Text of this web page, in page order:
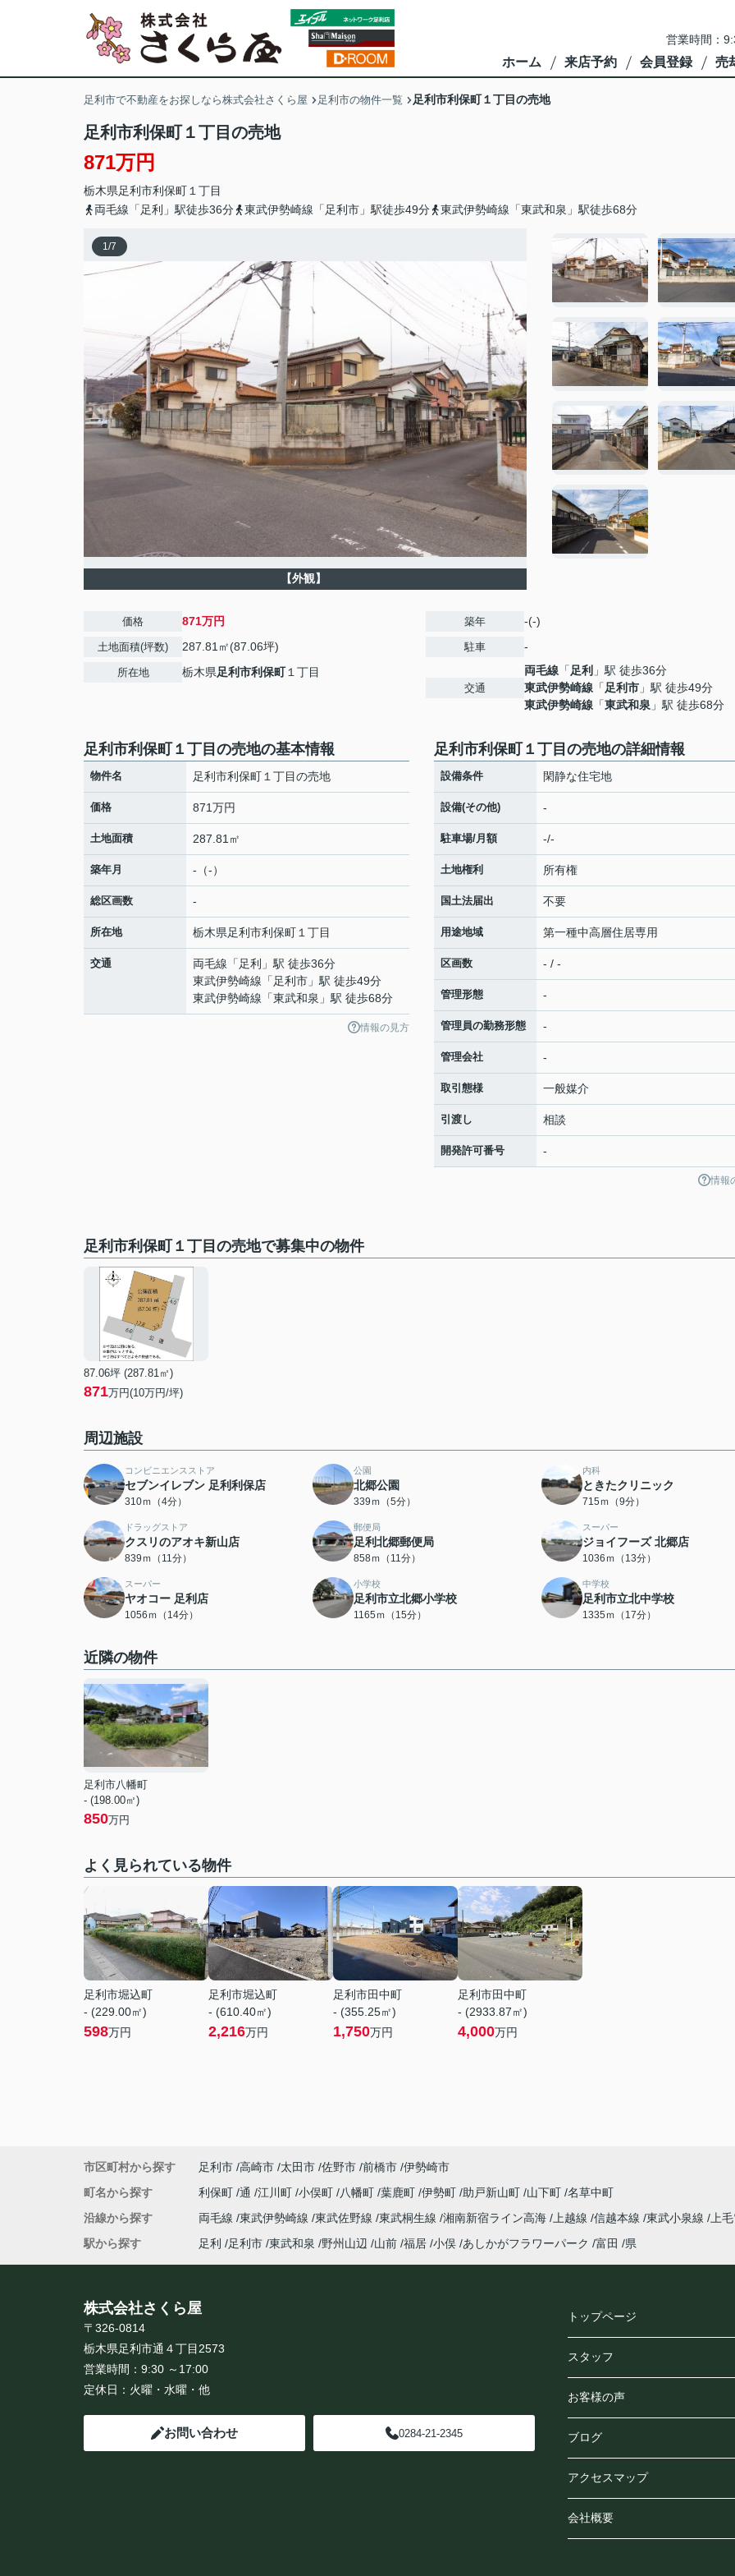
営業時間：
ホーム 来店予約 会員登録 売
足利市で不動産をお探しなら株式会社さくら屋 足利市の物件一覧 足利市利保町１丁目の売地
足利市利保町１丁目の売地
871万円
栃木県足利市利保町 １丁目
両毛線「足利」駅徒歩36分
東武伊勢崎線「足利市」駅徒歩49分 東武伊勢崎線「東武和泉」駅徒歩68分
1/7
【外観】
価格 871万円
土地面積(坪数) 287.81㎡(87.06坪)
所在地 栃木県足利市利保町１丁目
築年 -(-)
駐車 -
交通
両毛線 「 足利 」駅 徒歩36分
東武伊勢崎線 「 足利市 」駅 徒歩49分
東武伊勢崎線 「東武和泉 」駅 徒歩68分
足利市利保町１丁目の売地の基本情報
物件名 足利市利保町１丁目の売地
価格 871万円
土地面積 287.81㎡
築年月 -（-）
総区画数 -
所在地 栃木県足利市利保町 １丁目
交通 両毛線 「 足利 」駅 徒歩36分
東武伊勢崎線 「 足利市 」駅 徒歩49分
東武伊勢崎線 「東武和泉 」駅 徒歩68分
情報の見方
足利市利保町１丁目の売地の詳細情報
設備条件 閑静な住宅地
設備(その他) -
駐車場/月額 -/-
土地権利 所有権
国土法届出 不要
用途地域 第一種中高層住居専用
区画数 - / -
管理形態 -
管理員の勤務形態 -
管理会社 -
取引態様 一般媒介
引渡し 相談
開発許可番号 -
情報
足利市利保町１丁目の売地で募集中の物件
87.06坪 (287.81㎡)
871万円(10万円/坪)
周辺施設
コンビニエンスストア
セブンイレブン 足利利保店
310ｍ（4分）
公園
北郷公園
339ｍ（5分）
内科
ときたクリニック
715ｍ（9分）
ドラッグストア
クスリのアオキ新山店
839ｍ（11分）
郵便局
足利北郷郵便局
858ｍ（11分）
スーパー
ジョイフーズ 北郷店
1036ｍ（13分）
スーパー
ヤオコー 足利店
1056ｍ（14分）
小学校
足利市立北郷小学校
1165ｍ（15分）
中学校
足利市立北中学校
1335ｍ（17分）
近隣の物件
足利市八幡町
- (198.00㎡)
850万円
よく見られている物件
足利市堀込町
- (229.00㎡)
598万円
足利市堀込町
- (610.40㎡)
2,216万円
足利市田中町
- (355.25㎡)
1,750万円
足利市田中町
- (2933.87㎡)
4,000万円
市区町村から探す 足利市 高崎市 太田市 佐野市 前橋市 伊勢崎市
町名から探す
利保町 通 江川町 小俣町 八幡町 葉鹿町 伊勢町 助戸新山町 山下町 名草中町
沿線から探す
両毛線 東武伊勢崎線 東武佐野線 東武桐生線 湘南新宿ライン高海 上越線 信越本線 東武小泉線
上
駅から探す
足利 足利市 東武和泉 野州山辺 山前 福居 小俣 あしかがフラワーパーク 富田 県
株式会社さくら屋
〒326-0814
栃木県足利市通４丁目2573
営業時間： 9:30 ～17:00
定休日： 火曜・水曜・他
お問い合わせ 0284-21-2345
トップページ
スタッフ
お客様の声
ブログ
アクセスマップ
会社概要